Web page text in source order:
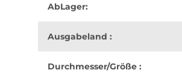
AbLager:
Ausgabeland :
Durchmesser/Größe :